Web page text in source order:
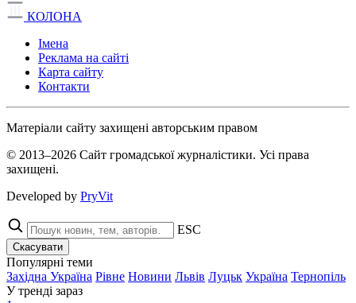
КОЛОНА
Імена
Реклама на сайті
Карта сайту
Контакти
Матеріали сайту захищені авторським правом
© 2013–2026 Сайт громадської журналістики. Усі права
захищені.
Developed by PryVit
ESC
Скасувати
Популярні теми
Західна Україна Рівне Новини Львів Луцьк Україна Тернопіль
У тренді зараз